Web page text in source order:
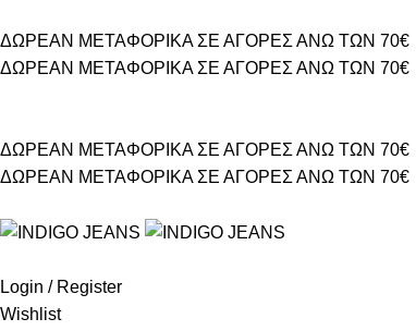
ΔΩΡΕΑΝ ΜΕΤΑΦΟΡΙΚΑ ΣΕ ΑΓΟΡΕΣ ΑΝΩ ΤΩΝ 70€
ΔΩΡΕΑΝ ΜΕΤΑΦΟΡΙΚΑ ΣΕ ΑΓΟΡΕΣ ΑΝΩ ΤΩΝ 70€
ΔΩΡΕΑΝ ΜΕΤΑΦΟΡΙΚΑ ΣΕ ΑΓΟΡΕΣ ΑΝΩ ΤΩΝ 70€
ΔΩΡΕΑΝ ΜΕΤΑΦΟΡΙΚΑ ΣΕ ΑΓΟΡΕΣ ΑΝΩ ΤΩΝ 70€
Login / Register
Wishlist